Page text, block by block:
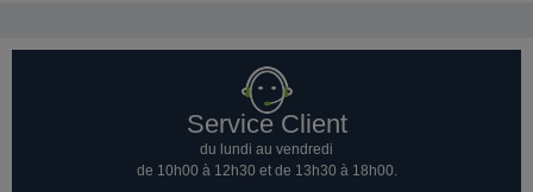
Service Client
du lundi au vendredi
de 10h00 à 12h30 et de 13h30 à 18h00.